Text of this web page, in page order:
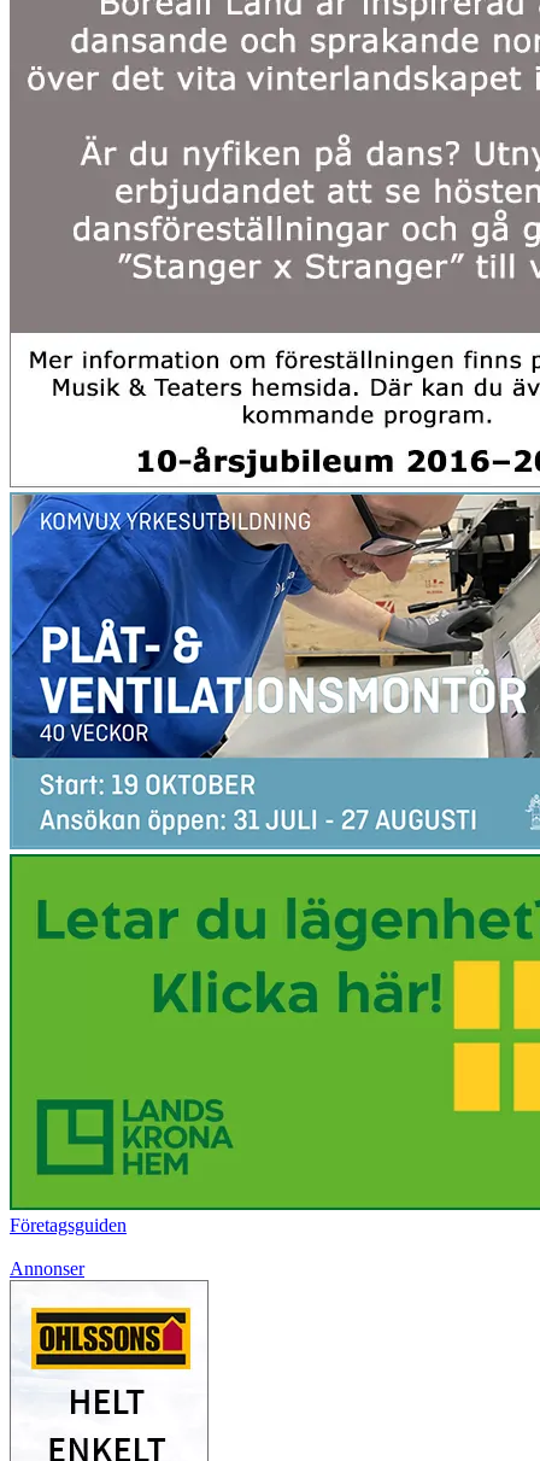
Företagsguiden
Annonser